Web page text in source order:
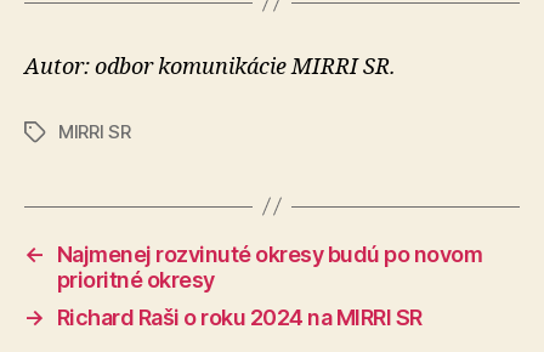
Autor: odbor komunikácie MIRRI SR.
ZnačkyMIRRI SR
←
Najmenej rozvinuté okresy budú po novom
prioritné okresy
→
Richard Raši o roku 2024 na MIRRI SR